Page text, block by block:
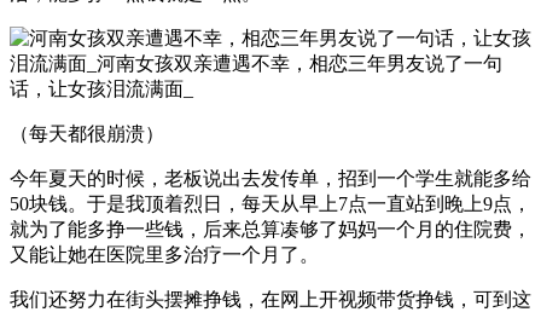
（每天都很崩溃）
今年夏天的时候，老板说出去发传单，招到一个学生就能多给
50块钱。于是我顶着烈日，每天从早上7点一直站到晚上9点，
就为了能多挣一些钱，后来总算凑够了妈妈一个月的住院费，
又能让她在医院里多治疗一个月了。
我们还努力在街头摆摊挣钱，在网上开视频带货挣钱，可到这